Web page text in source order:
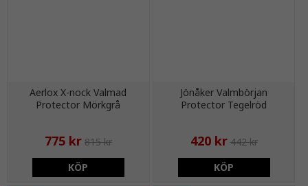
Aerlox X-nock Valmad
Protector Mörkgrå
775 kr 815 kr
KÖP
Jönåker Valmbörjan
Protector Tegelröd
420 kr 442 kr
KÖP